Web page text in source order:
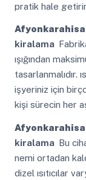
pratik hale
kiralama
ışığından
tasarlanmalıdır.
işyeriniz için
kişi sürecin her
kiralama Bu
nemi ortadan
dizel ısıtıcılar